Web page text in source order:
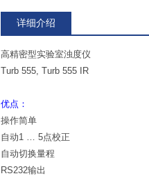
详细介绍
高精密型实验室浊度仪
Turb 555, Turb 555 IR
优点：
操作简单
自动1 … 5点校正
自动切换量程
RS232输出